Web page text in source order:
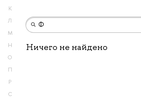
К
Л
М
Н
О
П
Р
С
Ничего не найдено